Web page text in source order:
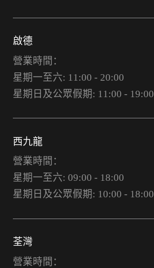
啟德
營業時間：
星期一至六: 11:00 - 20:00
星期日及公眾假期: 11:00 - 19:00
西九龍
營業時間：
星期一至六: 09:00 - 18:00
星期日及公眾假期: 10:00 - 18:00
荃灣
營業時間：